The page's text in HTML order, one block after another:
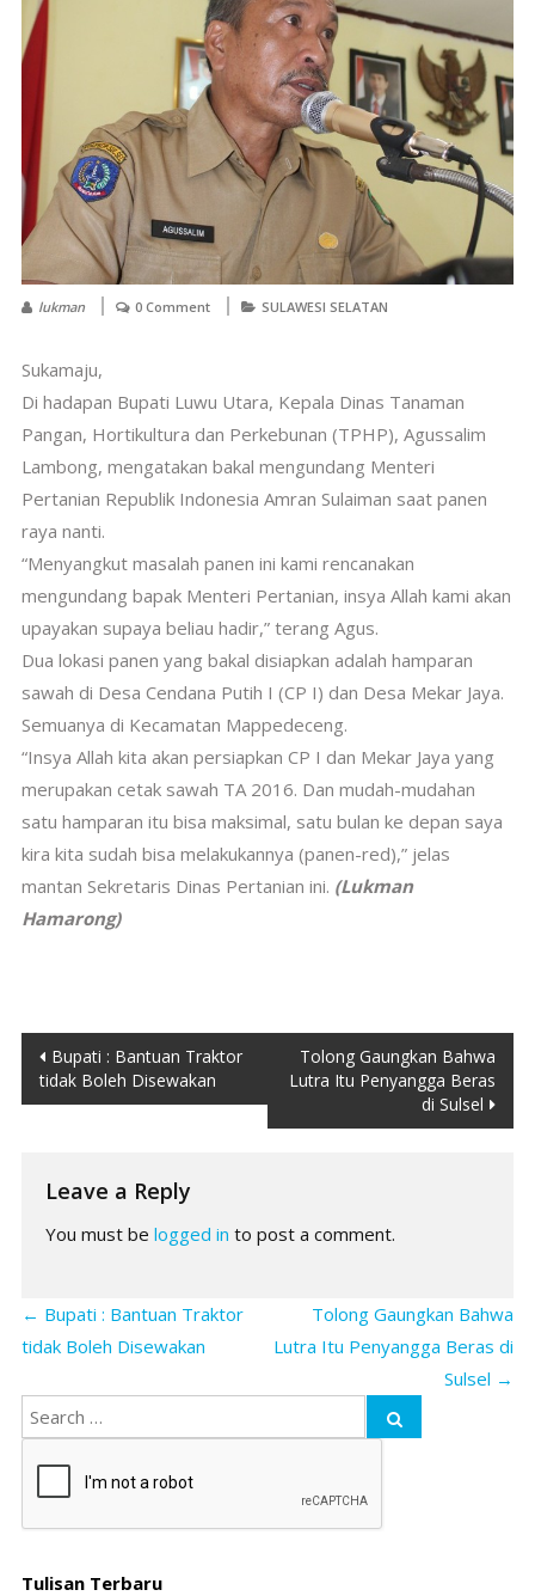
lukman 0 Comment SULAWESI SELATAN
Sukamaju,
Di hadapan Bupati Luwu Utara, Kepala Dinas Tanaman
Pangan, Hortikultura dan Perkebunan (TPHP), Agussalim
Lambong, mengatakan bakal mengundang Menteri
Pertanian Republik Indonesia Amran Sulaiman saat panen
raya nanti.
“Menyangkut masalah panen ini kami rencanakan
mengundang bapak Menteri Pertanian, insya Allah kami akan
upayakan supaya beliau hadir,” terang Agus.
Dua lokasi panen yang bakal disiapkan adalah hamparan
sawah di Desa Cendana Putih I (CP I) dan Desa Mekar Jaya.
Semuanya di Kecamatan Mappedeceng.
“Insya Allah kita akan persiapkan CP I dan Mekar Jaya yang
merupakan cetak sawah TA 2016. Dan mudah-mudahan
satu hamparan itu bisa maksimal, satu bulan ke depan saya
kira kita sudah bisa melakukannya (panen-red),” jelas
mantan Sekretaris Dinas Pertanian ini. (Lukman
Hamarong)
Post
navigation
Bupati : Bantuan Traktor
tidak Boleh Disewakan
Tolong Gaungkan Bahwa
Lutra Itu Penyangga Beras
di Sulsel
Leave a Reply
You must be logged in to post a comment.
← Bupati : Bantuan Traktor
tidak Boleh Disewakan
Tolong Gaungkan Bahwa
Lutra Itu Penyangga Beras di
Sulsel →
Tulisan Terbaru